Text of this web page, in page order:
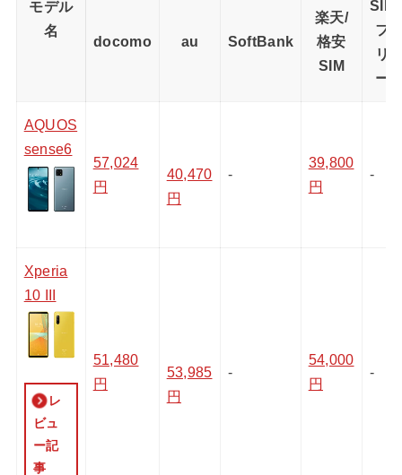
モデル
名
docomo au SoftBank
楽天/
格安
SIM
SIM
フ
リ
ー
AQUOS
sense6
57,024
円
40,470
円
-
39,800
円
-
Xperia
10 III
レ
ビュ
ー記
事
51,480
円
53,985
円
-
54,000
円
-